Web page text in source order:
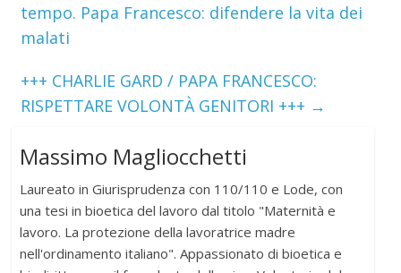
tempo. Papa Francesco: difendere la vita dei
malati
+++ CHARLIE GARD / PAPA FRANCESCO:
RISPETTARE VOLONTÀ GENITORI +++ →
Massimo Magliocchetti
Laureato in Giurisprudenza con 110/110 e Lode, con
una tesi in bioetica del lavoro dal titolo "Maternità e
lavoro. La protezione della lavoratrice madre
nell'ordinamento italiano". Appassionato di bioetica e